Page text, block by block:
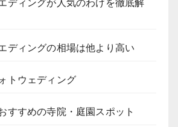
ディングが人気のわけを徹底解
ディングの相場は他より高い
トウェディング
すすめの寺院・庭園スポット